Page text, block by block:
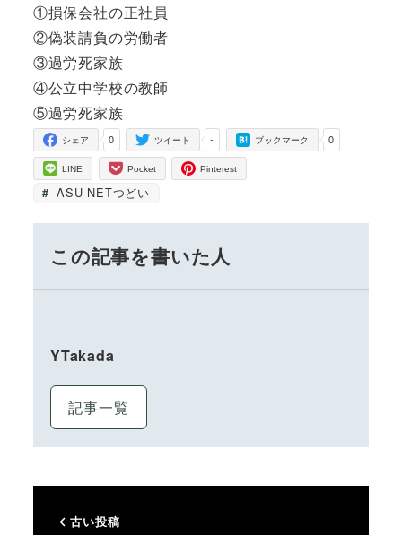
①損保会社の正社員
②偽装請負の労働者
③過労死家族
④公立中学校の教師
⑤過労死家族
0
シェア -
ツイート 0
ブックマーク
LINE Pocket Pinterest
ASU-NETつどい
この記事を書いた人
YTakada
記事一覧
古い投稿